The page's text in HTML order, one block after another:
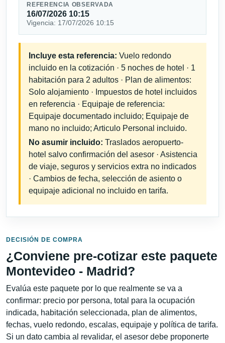
REFERENCIA OBSERVADA
16/07/2026 10:15
Vigencia: 17/07/2026 10:15
Incluye esta referencia: Vuelo redondo
incluido en la cotización · 5 noches de hotel · 1
habitación para 2 adultos · Plan de alimentos:
Solo alojamiento · Impuestos de hotel incluidos
en referencia · Equipaje de referencia:
Equipaje documentado incluido; Equipaje de
mano no incluido; Articulo Personal incluido.
No asumir incluido: Traslados aeropuerto-
hotel salvo confirmación del asesor · Asistencia
de viaje, seguros y servicios extra no indicados
· Cambios de fecha, selección de asiento o
equipaje adicional no incluido en tarifa.
DECISIÓN DE COMPRA
¿Conviene pre-cotizar este paquete
Montevideo - Madrid?
Evalúa este paquete por lo que realmente se va a
confirmar: precio por persona, total para la ocupación
indicada, habitación seleccionada, plan de alimentos,
fechas, vuelo redondo, escalas, equipaje y política de tarifa.
Si un dato cambia al revalidar, el asesor debe proponerte